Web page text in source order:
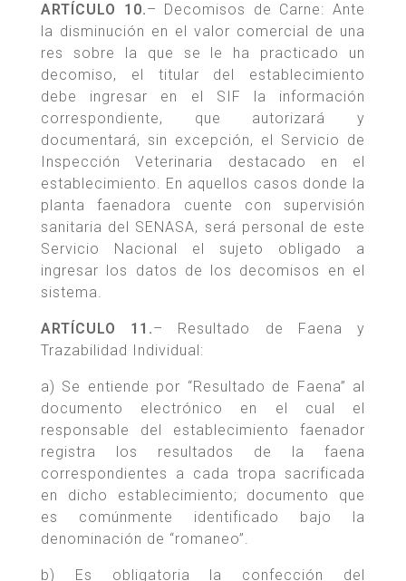
ARTÍCULO 10.– Decomisos de Carne: Ante
la disminución en el valor comercial de una
res sobre la que se le ha practicado un
decomiso, el titular del establecimiento
debe ingresar en el SIF la información
correspondiente, que autorizará y
documentará, sin excepción, el Servicio de
Inspección Veterinaria destacado en el
establecimiento. En aquellos casos donde la
planta faenadora cuente con supervisión
sanitaria del SENASA, será personal de este
Servicio Nacional el sujeto obligado a
ingresar los datos de los decomisos en el
sistema.
ARTÍCULO 11.– Resultado de Faena y
Trazabilidad Individual:
a) Se entiende por “Resultado de Faena” al
documento electrónico en el cual el
responsable del establecimiento faenador
registra los resultados de la faena
correspondientes a cada tropa sacrificada
en dicho establecimiento; documento que
es comúnmente identificado bajo la
denominación de “romaneo”.
b) Es obligatoria la confección del